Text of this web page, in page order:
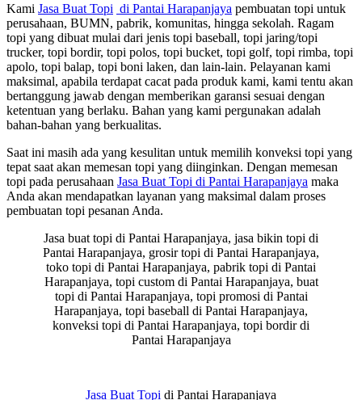
Kami Jasa Buat Topi di Pantai Harapanjaya pembuatan topi untuk
perusahaan, BUMN, pabrik, komunitas, hingga sekolah. Ragam
topi yang dibuat mulai dari jenis topi baseball, topi jaring/topi
trucker, topi bordir, topi polos, topi bucket, topi golf, topi rimba, topi
apolo, topi balap, topi boni laken, dan lain-lain. Pelayanan kami
maksimal, apabila terdapat cacat pada produk kami, kami tentu akan
bertanggung jawab dengan memberikan garansi sesuai dengan
ketentuan yang berlaku. Bahan yang kami pergunakan adalah
bahan-bahan yang berkualitas.
Saat ini masih ada yang kesulitan untuk memilih konveksi topi yang
tepat saat akan memesan topi yang diinginkan. Dengan memesan
topi pada perusahaan Jasa Buat Topi di Pantai Harapanjaya maka
Anda akan mendapatkan layanan yang maksimal dalam proses
pembuatan topi pesanan Anda.
Jasa buat topi di Pantai Harapanjaya, jasa bikin topi di
Pantai Harapanjaya, grosir topi di Pantai Harapanjaya,
toko topi di Pantai Harapanjaya, pabrik topi di Pantai
Harapanjaya, topi custom di Pantai Harapanjaya, buat
topi di Pantai Harapanjaya, topi promosi di Pantai
Harapanjaya, topi baseball di Pantai Harapanjaya,
konveksi topi di Pantai Harapanjaya, topi bordir di
Pantai Harapanjaya
Jasa Buat Topi di Pantai Harapanjaya